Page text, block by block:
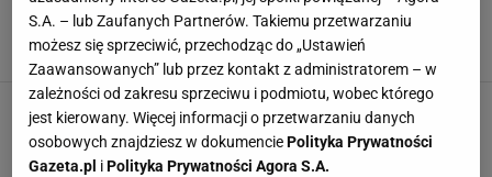
butiku. A zapłacisz za nie mniej niż za kawę na
mieście
BOMBKI BOMBKI NA CHOINKĘ CHOINKA OZDOBY
Jysk ma obrus idealny na święta. Stół wygląda
jak z luksusowej restauracji
OBRUS OBRUSY OZDOBY OZDOBY ŚWIĄTECZNE
S.A. – lub Zaufanych Partnerów. Takiemu przetwarzaniu
możesz się sprzeciwić, przechodząc do „Ustawień
Zaawansowanych” lub przez kontakt z administratorem – w
zależności od zakresu sprzeciwu i podmiotu, wobec którego
jest kierowany. Więcej informacji o przetwarzaniu danych
osobowych znajdziesz w dokumenciePolityka Prywatności
Gazeta.pl iPolityka Prywatności Agora S.A.